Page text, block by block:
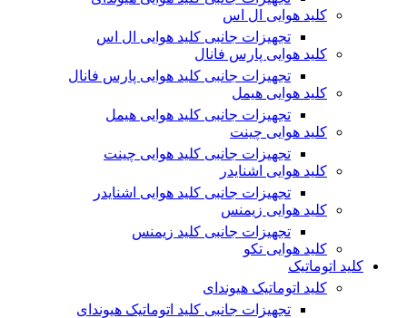
کلید هوایی ال اس
تجهیزات جانبی کلید هوایی ال اس
کلید هوایی پارس فانال
تجهیزات جانبی کلید هوایی پارس فانال
کلید هوایی هیمل
تجهیزات جانبی کلید هوایی هیمل
کلید هوایی چینت
تجهیزات جانبی کلید هوایی چینت
کلید هوایی اشنایدر
تجهیزات جانبی کلید هوایی اشنایدر
کلید هوایی زیمنس
تجهیزات جانبی کلید زیمنس
کلید هوایی تکو
کلید اتوماتیک
کلید اتوماتیک هیوندای
تجهیزات جانبی کلید اتوماتیک هیوندای